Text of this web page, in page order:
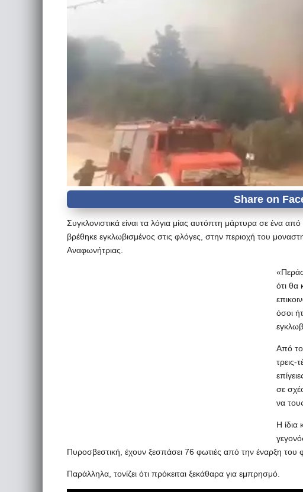
Συγκλονιστικά είναι τα λόγια μίας αυτόπτη μάρτυρα σε ένα
βρέθηκε εγκλωβισμένος στις φλόγες, στην περιοχή του
Αναφωνήτριας.
ότι θα
όσοι
Από
τρεις-
σε
να
Η ίδια
Πυροσβεστική, έχουν ξεσπάσει 76 φωτιές από την έναρξη του
Παράλληλα, τονίζει ότι πρόκειται ξεκάθαρα για εμπρησμό.